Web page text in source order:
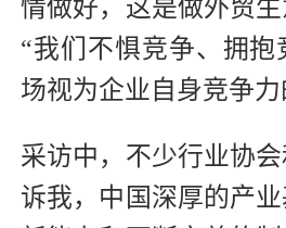
情做好，这是做外贸生
“我们不惧竞争、拥
场视为企业自身竞争
采访中，不少行业协
诉我，中国深厚的产